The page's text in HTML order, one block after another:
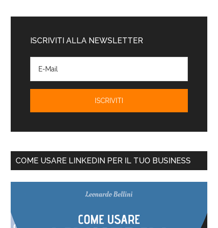
ISCRIVITI ALLA NEWSLETTER
COME USARE LINKEDIN PER IL TUO BUSINESS